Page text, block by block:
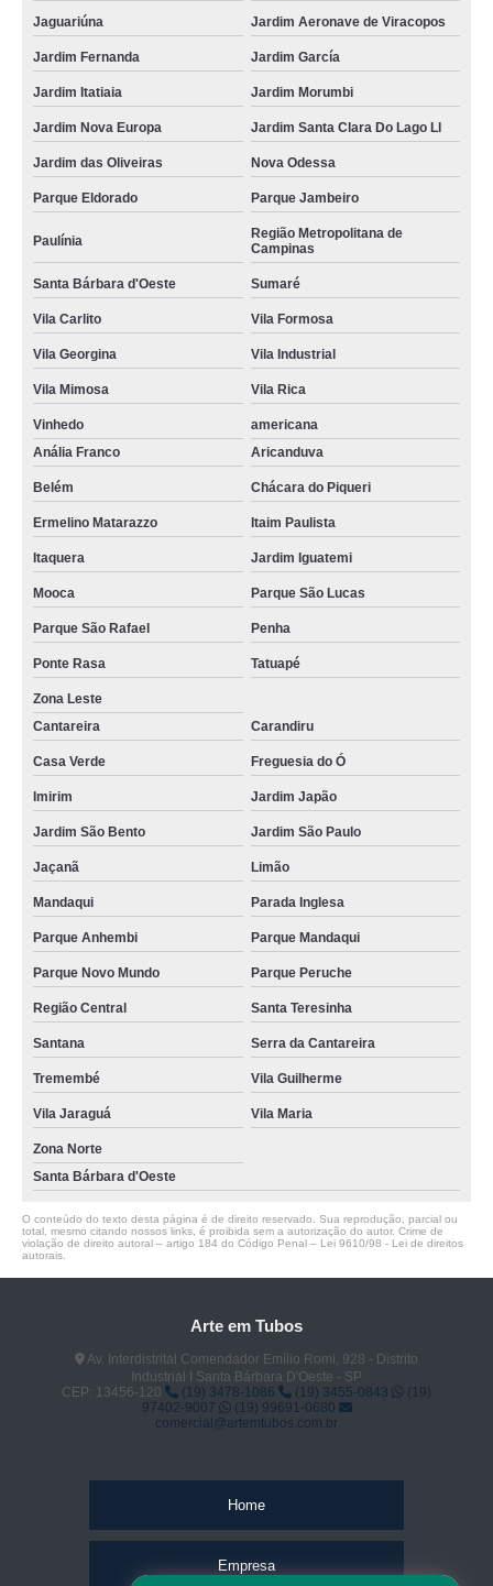
Jaguariúna Jardim Aeronave de Viracopos
Jardim Fernanda Jardim García
Jardim Itatiaia Jardim Morumbi
Jardim Nova Europa Jardim Santa Clara Do Lago Ll
Jardim das Oliveiras Nova Odessa
Parque Eldorado Parque Jambeiro
Paulínia
Região Metropolitana de
Campinas
Santa Bárbara d'Oeste Sumaré
Vila Carlito Vila Formosa
Vila Georgina Vila Industrial
Vila Mimosa Vila Rica
Vinhedo
americana
Anália Franco
Aricanduva
Belém Chácara do Piqueri
Ermelino Matarazzo Itaim Paulista
Itaquera Jardim Iguatemi
Mooca Parque São Lucas
Parque São Rafael Penha
Ponte Rasa Tatuapé
Zona Leste
Cantareira
Carandiru
Casa Verde Freguesia do Ó
Imirim Jardim Japão
Jardim São Bento Jardim São Paulo
Jaçanã Limão
Mandaqui Parada Inglesa
Parque Anhembi Parque Mandaqui
Parque Novo Mundo Parque Peruche
Região Central Santa Teresinha
Santana Serra da Cantareira
Tremembé Vila Guilherme
Vila Jaraguá Vila Maria
Zona Norte
Santa Bárbara d'Oeste
O conteúdo do texto desta página é de direito reservado. Sua reprodução, parcial ou
total, mesmo citando nossos links, é proibida sem a autorização do autor. Crime de
violação de direito autoral – artigo 184 do Código Penal – Lei 9610/98 - Lei de direitos
autorais
Arte em Tubos
Av. Interdistrital Comendador Emílio Romi, 928 - Distrito
Industrial I Santa Bárbara D'Oeste - SP
CEP: 13456-120
(19) 3478-1086 (19) 3455-0843
(19)
97402-9007
(19) 99691-0680
comercial@artemtubos.com.br
Home
Empresa